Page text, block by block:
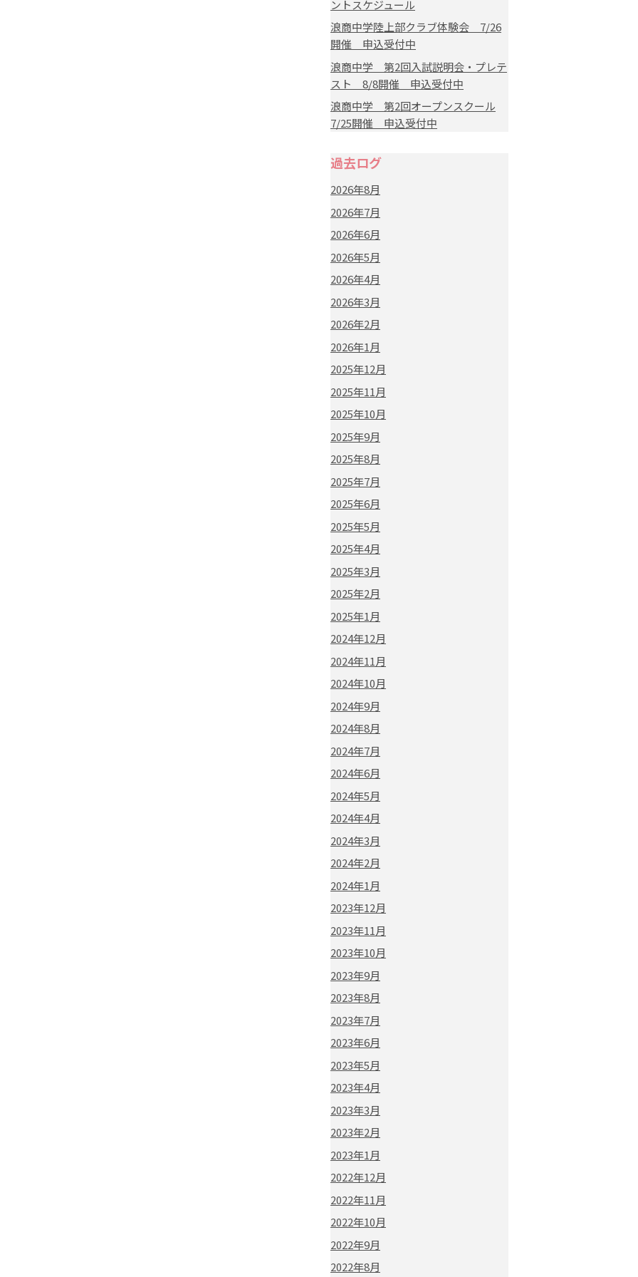
ントスケジュール
浪商中学陸上部クラブ体験会 7/26
開催 申込受付中
浪商中学 第2回入試説明会・プレテ
スト 8/8開催 申込受付中
浪商中学 第2回オープンスクール
7/25開催 申込受付中
過去ログ
2026年8月
2026年7月
2026年6月
2026年5月
2026年4月
2026年3月
2026年2月
2026年1月
2025年12月
2025年11月
2025年10月
2025年9月
2025年8月
2025年7月
2025年6月
2025年5月
2025年4月
2025年3月
2025年2月
2025年1月
2024年12月
2024年11月
2024年10月
2024年9月
2024年8月
2024年7月
2024年6月
2024年5月
2024年4月
2024年3月
2024年2月
2024年1月
2023年12月
2023年11月
2023年10月
2023年9月
2023年8月
2023年7月
2023年6月
2023年5月
2023年4月
2023年3月
2023年2月
2023年1月
2022年12月
2022年11月
2022年10月
2022年9月
2022年8月